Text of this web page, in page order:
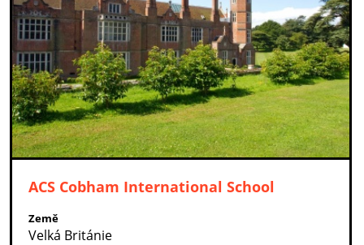
ACS Cobham International School
Země
Velká Británie